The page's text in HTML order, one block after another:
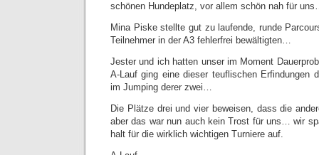
schönen Hundeplatz, vor allem schön nah für
Mina Piske stellte gut zu laufende, runde
Teilnehmer in der A3 fehlerfrei bewältigten…
Jester und ich hatten unser im Moment
A-Lauf ging eine dieser teuflischen Erfindungen
im Jumping derer zwei…
Die Plätze drei und vier beweisen, dass die
aber das war nun auch kein Trost für uns… wir
halt für die wirklich wichtigen Turniere auf.